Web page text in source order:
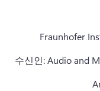
Fraunhofer
수신인: Audio and